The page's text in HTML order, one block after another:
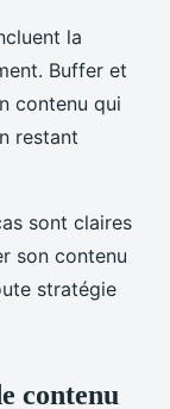
la
Buffer et
contenu qui
restant
sont claires
son contenu
stratégie
contenu